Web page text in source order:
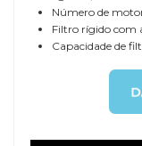
Número de
Filtro rígido com
Capacidade de